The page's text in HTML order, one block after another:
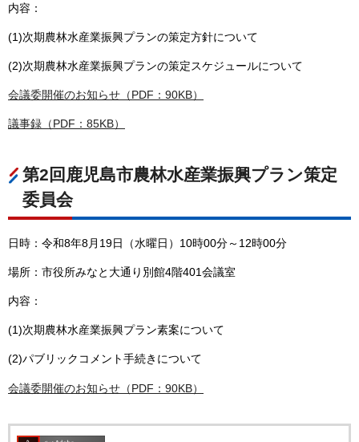
内容：
(1)次期農林水産業振興プランの策定方針について
(2)次期農林水産業振興プランの策定スケジュールについて
会議委開催のお知らせ（PDF：90KB）
議事録（PDF：85KB）
第2回鹿児島市農林水産業振興プラン策定
委員会
日時：令和8年8月19日（水曜日）10時00分～12時00分
場所：市役所みなと大通り別館4階401会議室
内容：
(1)次期農林水産業振興プラン素案について
(2)パブリックコメント手続きについて
会議委開催のお知らせ（PDF：90KB）